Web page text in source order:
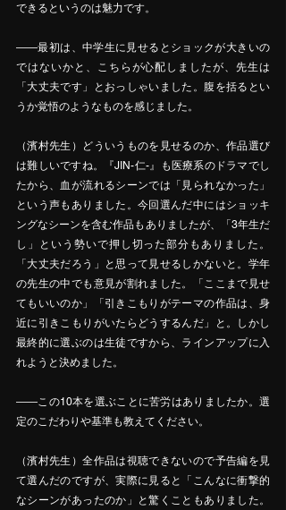
できるというのは魅力です。
――最初は、中学生に見せるとショックが大きいの
ではないかと、こちらが心配しましたが、先生は
「大丈夫です」とおっしゃいました。腹を括るとい
うか覚悟のようなものを感じました。
（濱村先生）どういうものを見せるのか、作品選び
は難しいですね。『JIN-仁-』も医療系のドラマでし
たから、血が流れるシーンでは「見られなかった」
という声もありました。今回選んだ中にはショッキ
ングなシーンを含む作品もありましたが、「3年生だ
し」という勢いで押し切った部分もありました。
「大丈夫だろう」と思って見せるしかないと。学年
の先生の中でも意見が割れました。「ここまで見せ
てもいいのか」「引きこもりがテーマの作品は、身
近に引きこもりがいたらどうするんだ」と。しかし
最終的に選ぶのは生徒ですから、ラインアップに入
れようと決めました。
――この10本を選ぶことに苦労はありましたか。選
定のこだわりや基準も教えてください。
（濱村先生）全作品は視聴できないので予告編を見
て選んだのですが、実際に見ると「こんなに衝撃的
なシーンがあったのか」と驚くこともありました。